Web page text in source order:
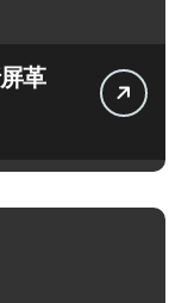
革